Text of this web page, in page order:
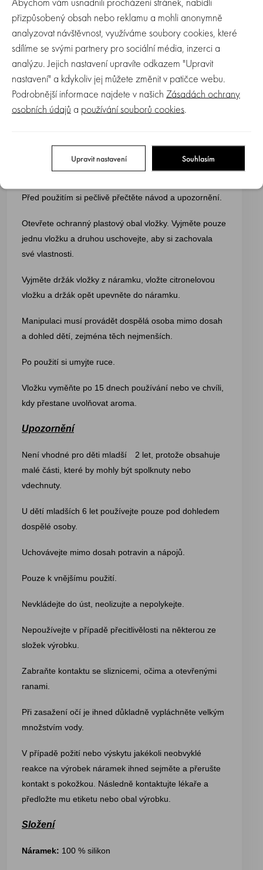
dítěte.
Neobsahuje biocidy ani insekticidy.
Díky pružnému provedení lze náramek pohodlně nosit
na zápěstí i kotníku.
Balení obsahuje
vložky
náramek
Návod k použití
Před použitím si pečlivě přečtěte návod a upozornění.
Otevřete ochranný plastový obal vložky. Vyjměte pouze
jednu vložku a druhou uschovejte, aby si zachovala
své vlastnosti.
Vyjměte držák vložky z náramku, vložte citronelovou
vložku a držák opět upevněte do náramku.
Manipulaci musí provádět dospělá osoba mimo dosah
a dohled dětí, zejména těch nejmenších.
Po použití si umyjte ruce.
Vložku vyměňte po 15 dnech používání nebo ve chvíli,
kdy přestane uvolňovat aroma.
Upozornění
Není vhodné pro děti mladší 2 let, protože obsahuje
malé části, které by mohly být spolknuty nebo
vdechnuty.
U dětí mladších 6 let používejte pouze pod dohledem
dospělé osoby.
Uchovávejte mimo dosah potravin a nápojů.
Pouze k vnějšímu použití.
Nevkládejte do úst, neolizujte a nepolykejte.
Nepoužívejte v případě přecitlivělosti na některou ze
složek výrobku.
Zabraňte kontaktu se sliznicemi, očima a otevřenými
ranami.
Při zasažení očí je ihned důkladně vypláchněte velkým
množstvím vody.
V případě požití nebo výskytu jakékoli neobvyklé
reakce na výrobek náramek ihned sejměte a přerušte
kontakt s pokožkou. Následně kontaktujte lékaře a
předložte mu etiketu nebo obal výrobku.
Složení
Náramek: 100 % silikon
přizpůsobený obsah nebo reklamu a mohli anonymně
analyzovat návštěvnost, využíváme soubory cookies, které
sdílíme se svými partnery pro sociální média, inzerci a
analýzu. Jejich nastavení upravíte odkazem "Upravit
nastavení" a kdykoliv jej můžete změnit v patičce webu.
Podrobnější informace najdete v našich Zásadách ochrany
osobních údajů a používání souborů cookies.
Upravit nastavení Souhlasím